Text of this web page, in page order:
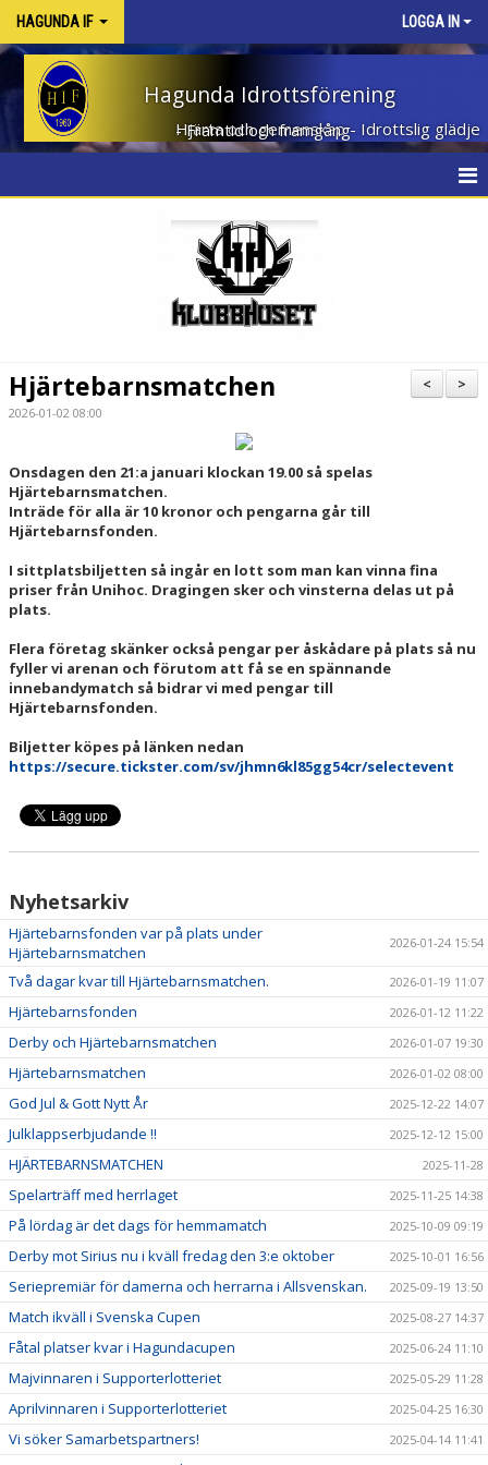
HAGUNDA IF LOGGA IN
Hagunda Idrottsförening
Hjärta och gemenskap - Idrottslig glädje - Framtid och framgång
KALENDER
STÖDMEDLEM
VISSELBLÅSNING
>
<
Hjärtebarnsmatchen
2026-01-02 08:00
Onsdagen den 21:a januari klockan 19.00 så spelas
Hjärtebarnsmatchen.
Inträde för alla är 10 kronor och pengarna går till
Hjärtebarnsfonden.
I sittplatsbiljetten så ingår en lott som man kan vinna fina
priser från Unihoc. Dragingen sker och vinsterna delas ut på
plats.
Flera företag skänker också pengar per åskådare på plats så nu
fyller vi arenan och förutom att få se en spännande
innebandymatch så bidrar vi med pengar till
Hjärtebarnsfonden.
Biljetter köpes på länken nedan
https://secure.tickster.com/sv/jhmn6kl85gg54cr/selectevent
Nyhetsarkiv
Hjärtebarnsfonden var på plats under
Hjärtebarnsmatchen
2026-01-24 15:54
Två dagar kvar till Hjärtebarnsmatchen. 2026-01-19 11:07
Hjärtebarnsfonden 2026-01-12 11:22
Derby och Hjärtebarnsmatchen 2026-01-07 19:30
Hjärtebarnsmatchen 2026-01-02 08:00
God Jul & Gott Nytt År 2025-12-22 14:07
Julklappserbjudande !! 2025-12-12 15:00
HJÄRTEBARNSMATCHEN 2025-11-28
Spelarträff med herrlaget 2025-11-25 14:38
På lördag är det dags för hemmamatch 2025-10-09 09:19
Derby mot Sirius nu i kväll fredag den 3:e oktober 2025-10-01 16:56
Seriepremiär för damerna och herrarna i Allsvenskan. 2025-09-19 13:50
Match ikväll i Svenska Cupen 2025-08-27 14:37
Fåtal platser kvar i Hagundacupen 2025-06-24 11:10
Majvinnaren i Supporterlotteriet 2025-05-29 11:28
Aprilvinnaren i Supporterlotteriet 2025-04-25 16:30
Vi söker Samarbetspartners! 2025-04-14 11:41